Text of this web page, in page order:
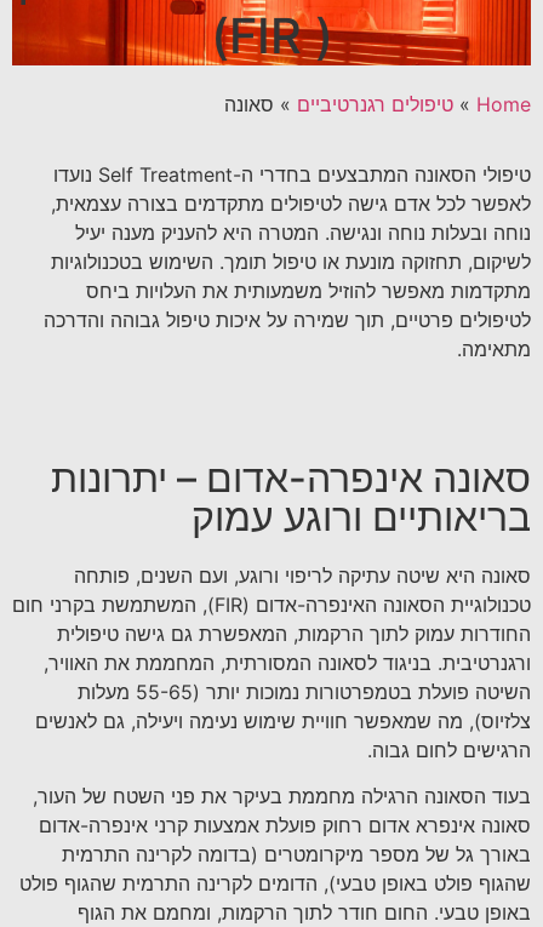
( FIR)
Home
» טיפולים רגנרטיביים » סאונה
טיפולי הסאונה המתבצעים בחדרי ה-Self Treatment נועדו
לאפשר לכל אדם גישה לטיפולים מתקדמים בצורה עצמאית,
נוחה ובעלות נוחה ונגישה. המטרה היא להעניק מענה יעיל
לשיקום, תחזוקה מונעת או טיפול תומך. השימוש בטכנולוגיות
מתקדמות מאפשר להוזיל משמעותית את העלויות ביחס
לטיפולים פרטיים, תוך שמירה על איכות טיפול גבוהה והדרכה
מתאימה.
סאונה אינפרה-אדום – יתרונות
בריאותיים ורוגע עמוק
סאונה היא שיטה עתיקה לריפוי ורוגע, ועם השנים, פותחה
טכנולוגיית הסאונה האינפרה-אדום (FIR), המשתמשת בקרני חום
החודרות עמוק לתוך הרקמות, המאפשרת גם גישה טיפולית
ורגנרטיבית. בניגוד לסאונה המסורתית, המחממת את האוויר,
השיטה פועלת בטמפרטורות נמוכות יותר (55-65 מעלות
צלזיוס), מה שמאפשר חוויית שימוש נעימה ויעילה, גם לאנשים
הרגישים לחום גבוה.
בעוד הסאונה הרגילה מחממת בעיקר את פני השטח של העור,
סאונה אינפרא אדום רחוק פועלת אמצעות קרני אינפרה-אדום
באורך גל של מספר מיקרומטרים (בדומה לקרינה התרמית
שהגוף פולט באופן טבעי), הדומים לקרינה התרמית שהגוף פולט
באופן טבעי. החום חודר לתוך הרקמות, ומחמם את הגוף